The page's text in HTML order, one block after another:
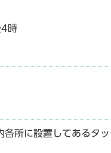
時
所に設置してあるタ